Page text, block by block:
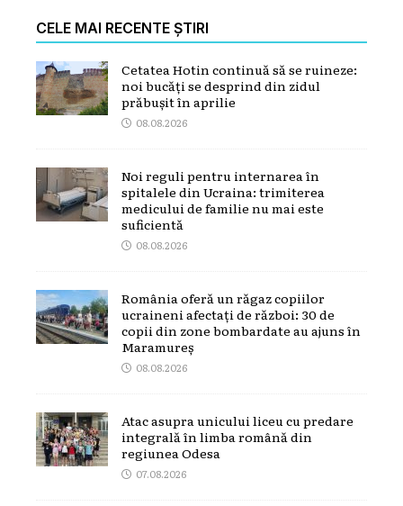
CELE MAI RECENTE ȘTIRI
Cetatea Hotin continuă să se ruineze:
noi bucăți se desprind din zidul
prăbușit în aprilie
08.08.2026
Noi reguli pentru internarea în
spitalele din Ucraina: trimiterea
medicului de familie nu mai este
suficientă
08.08.2026
România oferă un răgaz copiilor
ucraineni afectați de război: 30 de
copii din zone bombardate au ajuns în
Maramureș
08.08.2026
Atac asupra unicului liceu cu predare
integrală în limba română din
regiunea Odesa
07.08.2026